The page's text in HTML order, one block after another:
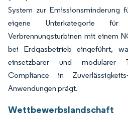
System zur Emissionsminderung
eigene Unterkategorie für
Verbrennungsturbinen mit einem
bei Erdgasbetrieb eingeführt,
einsetzbarer und modularer
Compliance in
Anwendungen prägt.
Wettbewerbslandschaft